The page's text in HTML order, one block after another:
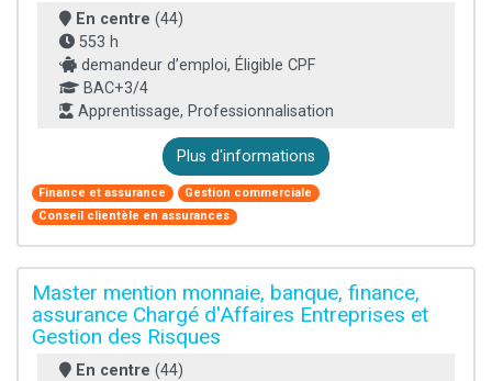
En centre (44)
553 h
demandeur d’emploi, Éligible CPF
BAC+3/4
Apprentissage, Professionnalisation
Plus d'informations
Finance et assurance
Gestion commerciale
Conseil clientèle en assurances
Master mention monnaie, banque, finance,
assurance Chargé d'Affaires Entreprises et
Gestion des Risques
En centre (44)